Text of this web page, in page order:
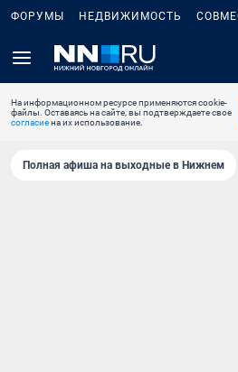
ФОРУМЫ НЕДВИЖИМОСТЬ
На информационном ресурсе применяются cookie-
файлы. Оставаясь на сайте, вы подтверждаете свое
согласиена их использование.
Полная афиша на выходные в Нижнем